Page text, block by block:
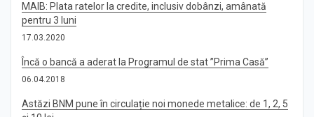
MAIB: Plata ratelor la credite, inclusiv dobânzi, amânată
pentru 3 luni
17.03.2020
Încă o bancă a aderat la Programul de stat ”Prima Casă”
06.04.2018
Astăzi BNM pune în circulație noi monede metalice: de 1, 2, 5